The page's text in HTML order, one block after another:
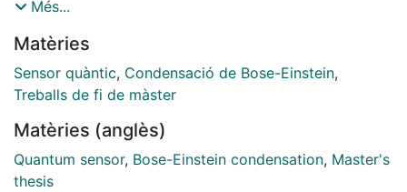
experimental efforts, including finite-element method
simulations of an apertured magnetic shield and the
development of a shot-noise-limited Faraday
an SBEC comagnetometer can set improved
laboratory constraints on axion-like particle–proton
couplings. In contrast, we find that the sensor’s small
Morgan Mitchell, Diego Blas
Més...
Matèries
Sensor quàntic, Condensació de Bose-Einstein,
Treballs de fi de màster
Matèries (anglès)
Quantum sensor, Bose-Einstein condensation, Master's
thesis